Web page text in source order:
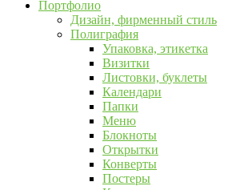
Портфолио
Дизайн, фирменный стиль
Полиграфия
Упаковка, этикетка
Визитки
Листовки, буклеты
Календари
Папки
Меню
Блокноты
Открытки
Конверты
Постеры